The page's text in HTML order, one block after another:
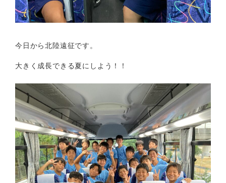
今日から北陸遠征です。
大きく成長できる夏にしよう！！